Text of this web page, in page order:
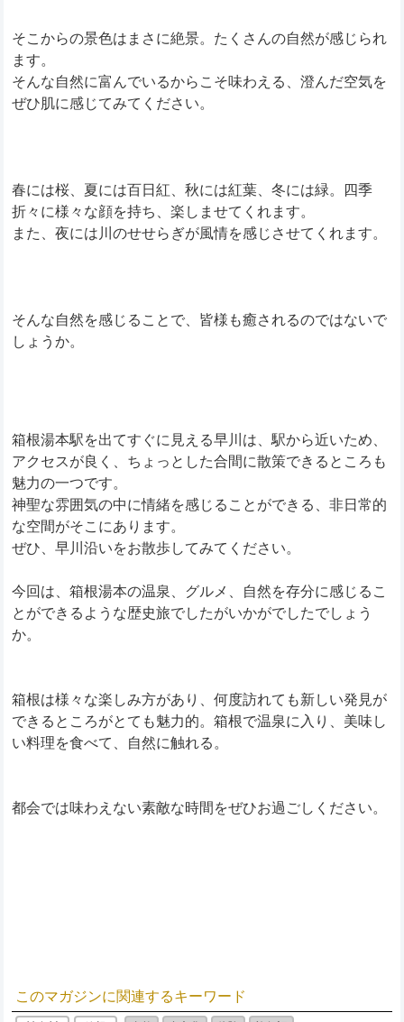
そこからの景色はまさに絶景。たくさんの自然が感じられ
ます。
そんな自然に富んでいるからこそ味わえる、澄んだ空気を
ぜひ肌に感じてみてください。
春には桜、夏には百日紅、秋には紅葉、冬には緑。四季
折々に様々な顔を持ち、楽しませてくれます。
また、夜には川のせせらぎが風情を感じさせてくれます。
そんな自然を感じることで、皆様も癒されるのではないで
しょうか。
箱根湯本駅を出てすぐに見える早川は、駅から近いため、
アクセスが良く、ちょっとした合間に散策できるところも
魅力の一つです。
神聖な雰囲気の中に情緒を感じることができる、非日常的
な空間がそこにあります。
ぜひ、早川沿いをお散歩してみてください。
今回は、箱根湯本の温泉、グルメ、自然を存分に感じるこ
とができるような歴史旅でしたがいかがでしたでしょう
か。
箱根は様々な楽しみ方があり、何度訪れても新しい発見が
できるところがとても魅力的。箱根で温泉に入り、美味し
い料理を食べて、自然に触れる。
都会では味わえない素敵な時間をぜひお過ごしください。
このマガジンに関連するキーワード